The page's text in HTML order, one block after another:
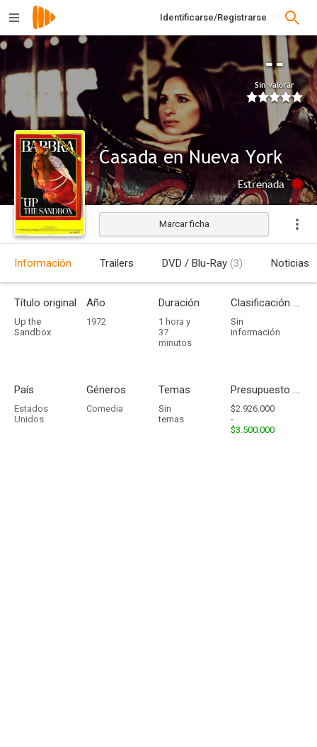
Identificarse/Registrarse
--
Sin valorar
Casada en Nueva York
Estrenada
Marcar ficha
Información Trailers DVD / Blu-Ray (3) Noticias
Título original
Up the
Sandbox
Año
1972
Duración
1 hora y
37
minutos
Clasificación por edades
Sin
información
País
Estados
Unidos
Géneros
Comedia
Temas
Sin
temas
Presupuesto - Ingresos
$2.926.000
-
$3.500.000